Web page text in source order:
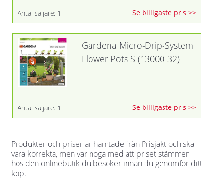
Antal säljare: 1 Se billigaste pris >>
Gardena Micro-Drip-System
Flower Pots S (13000-32)
Antal säljare: 1 Se billigaste pris >>
Produkter och priser är hämtade från Prisjakt och ska
vara korrekta, men var noga med att priset stämmer
hos den onlinebutik du besöker innan du genomför ditt
köp.